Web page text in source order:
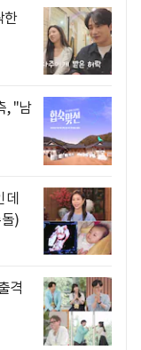
한
, "남
데
)
격